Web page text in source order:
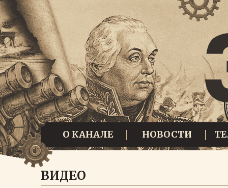
О КАНАЛЕ НОВОСТИ
ВИДЕО